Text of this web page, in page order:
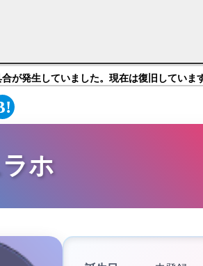
界の車窓から～】キャラ紹介
が発生していました。現在は復旧していま
ホ